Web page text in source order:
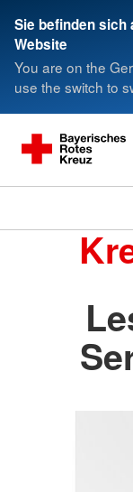
Sie befinden sich
Website
You are on the
use the switch to